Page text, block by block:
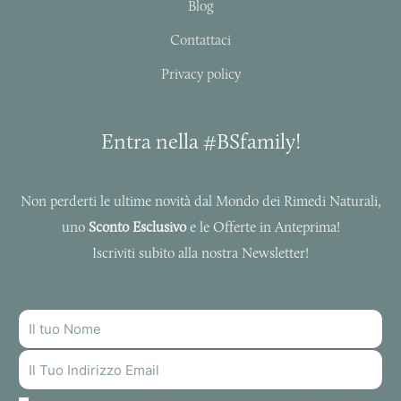
Blog
Contattaci
Privacy policy
Entra nella #BSfamily!
Non perderti le ultime novità dal Mondo dei Rimedi Naturali,
uno Sconto Esclusivoe le Offerte in Anteprima!
Iscriviti subito alla nostra Newsletter!
NOME
INDIRIZZO
MAIL